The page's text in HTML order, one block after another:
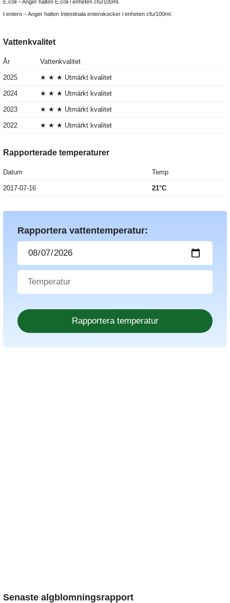
E.coli – Anger halten E.coli i enheten cfu/100ml.
I.entero – Anger halten Intestinala enterokocker i enheten cfu/100ml.
Vattenkvalitet
År Vattenkvalitet
2025 ★ ★ ★ Utmärkt kvalitet
2024 ★ ★ ★ Utmärkt kvalitet
2023 ★ ★ ★ Utmärkt kvalitet
2022 ★ ★ ★ Utmärkt kvalitet
Rapporterade temperaturer
Datum Temp
2017-07-16 21°C
Rapportera vattentemperatur:
Senaste algblomningsrapport